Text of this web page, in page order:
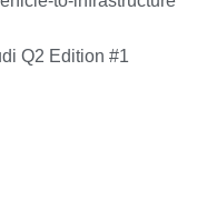
Q2 Edition #1